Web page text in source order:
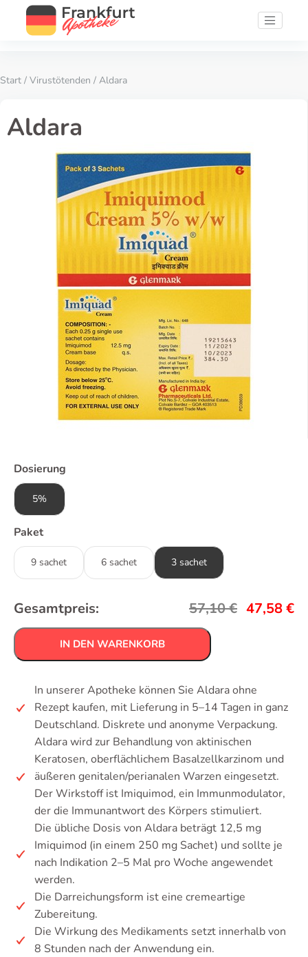
Start / Virustötenden / Aldara
Aldara
Dosierung
5%
Paket
9 sachet 6 sachet 3 sachet
Gesamtpreis: 57,10€ 47,58€
IN DEN WARENKORB
In unserer Apotheke können Sie Aldara ohne
Rezept kaufen, mit Lieferung in 5–14 Tagen in ganz
Deutschland. Diskrete und anonyme Verpackung.
Aldara wird zur Behandlung von aktinischen
Keratosen, oberflächlichem Basalzellkarzinom und
äußeren genitalen/perianalen Warzen eingesetzt.
Der Wirkstoff ist Imiquimod, ein Immunmodulator,
der die Immunantwort des Körpers stimuliert.
Die übliche Dosis von Aldara beträgt 12,5 mg
Imiquimod (in einem 250 mg Sachet) und sollte je
nach Indikation 2–5 Mal pro Woche angewendet
werden.
Die Darreichungsform ist eine cremeartige
Zubereitung.
Die Wirkung des Medikaments setzt innerhalb von
8 Stunden nach der Anwendung ein.